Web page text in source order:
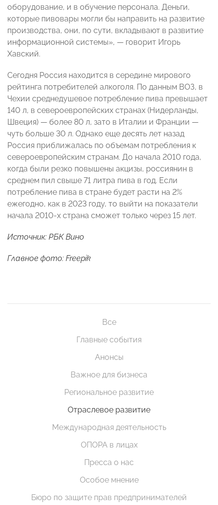
оборудование, и в обучение персонала. Деньги,
которые пивовары могли бы направить на развитие
производства, они, по сути, вкладывают в развитие
информационной системы», — говорит Игорь
Хавский.
Сегодня Россия находится в середине мирового
рейтинга потребителей алкоголя. По данным ВОЗ, в
Чехии среднедушевое потребление пива превышает
140 л, в североевропейских странах (Нидерланды,
Швеция) — более 80 л, зато в Италии и Франции —
чуть больше 30 л. Однако еще десять лет назад
Россия приближалась по объемам потребления к
североевропейским странам. До начала 2010 года,
когда были резко повышены акцизы, россиянин в
среднем пил свыше 71 литра пива в год. Если
потребление пива в стране будет расти на 2%
ежегодно, как в 2023 году, то выйти на показатели
начала 2010-х страна сможет только через 15 лет.
Источник: РБК Вино
Главное фото: Freepik
Все
Главные события
Анонсы
Важное для бизнеса
Региональное развитие
Отраслевое развитие
Международная деятельность
ОПОРА в лицах
Пресса о нас
Особое мнение
Бюро по защите прав предпринимателей